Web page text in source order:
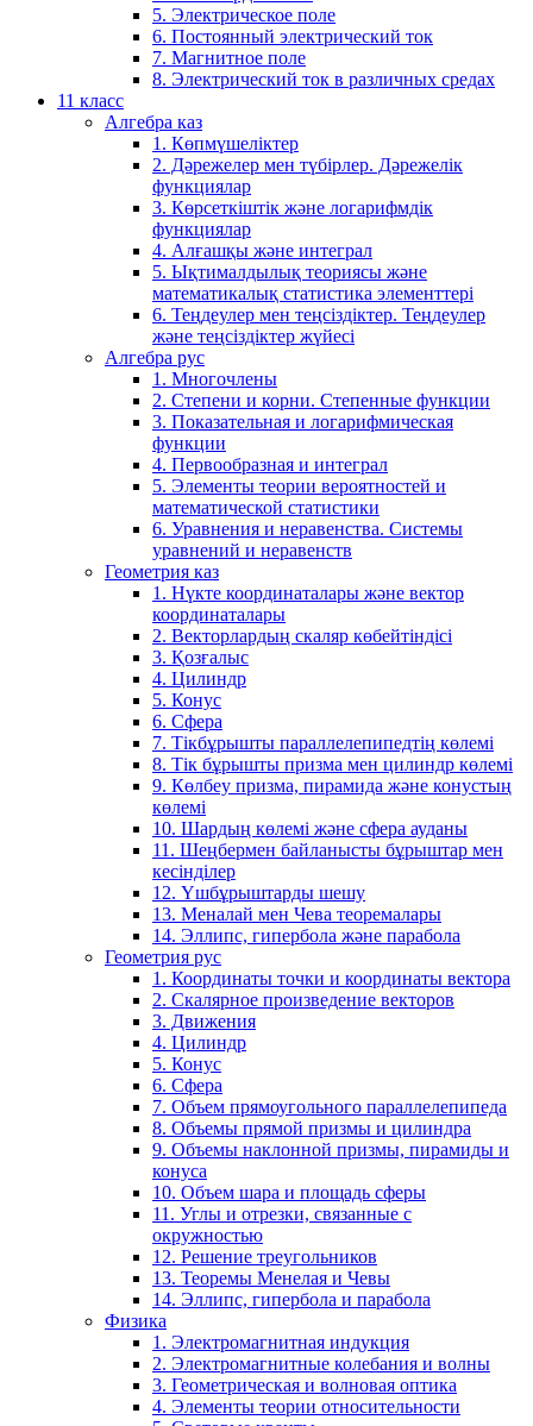
5. Электрическое поле
6. Постоянный электрический ток
7. Магнитное поле
8. Электрический ток в различных средах
11 класс
Алгебра каз
1. Көпмүшеліктер
2. Дәрежелер мен түбірлер. Дәрежелік
функциялар
3. Көрсеткіштік және логарифмдік
функциялар
4. Алғашқы және интеграл
5. Ықтималдылық теориясы және
математикалық статистика элементтері
6. Теңдеулер мен теңсіздіктер. Теңдеулер
және теңсіздіктер жүйесі
Алгебра рус
1. Многочлены
2. Степени и корни. Степенные функции
3. Показательная и логарифмическая
функции
4. Первообразная и интеграл
5. Элементы теории вероятностей и
математической статистики
6. Уравнения и неравенства. Системы
уравнений и неравенств
Геометрия каз
1. Нүкте координаталары және вектор
координаталары
2. Векторлардың скаляр көбейтіндісі
3. Қозғалыс
4. Цилиндр
5. Конус
6. Сфера
7. Тікбұрышты параллелепипедтің көлемі
8. Тік бұрышты призма мен цилиндр көлемі
9. Көлбеу призма, пирамида және конустың
көлемі
10. Шардың көлемі және сфера ауданы
11. Шеңбермен байланысты бұрыштар мен
кесінділер
12. Үшбұрыштарды шешу
13. Меналай мен Чева теоремалары
14. Эллипс, гипербола және парабола
Геометрия рус
1. Координаты точки и координаты вектора
2. Скалярное произведение векторов
3. Движения
4. Цилиндр
5. Конус
6. Сфера
7. Объем прямоугольного параллелепипеда
8. Объемы прямой призмы и цилиндра
9. Объемы наклонной призмы, пирамиды и
конуса
10. Объем шара и площадь сферы
11. Углы и отрезки, связанные с
окружностью
12. Решение треугольников
13. Теоремы Менелая и Чевы
14. Эллипс, гипербола и парабола
Физика
1. Электромагнитная индукция
2. Электромагнитные колебания и волны
3. Геометрическая и волновая оптика
4. Элементы теории относительности